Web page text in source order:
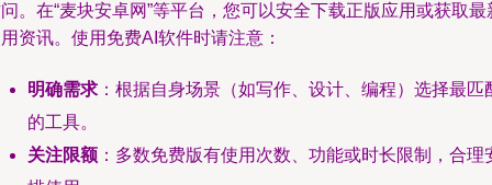
。在“麦块安卓网”等平台，您可以安全下载正版应用或获取最
资讯。使用免费AI软件时请注意：
明确需求 ：根据自身场景（如写作、设计、编程）选择最匹
的工具。
关注限额 ：多数免费版有使用次数、功能或时长限制，合理